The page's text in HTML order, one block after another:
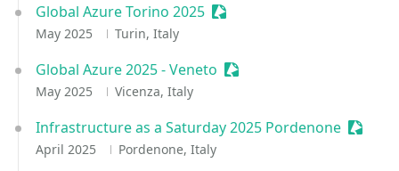
Global Azure Torino 2025 Sessionize Event
May 2025 Turin, Italy
Global Azure 2025 - Veneto Sessionize Event
May 2025 Vicenza, Italy
Infrastructure as a Saturday 2025 Pordenone
April 2025 Pordenone, Italy